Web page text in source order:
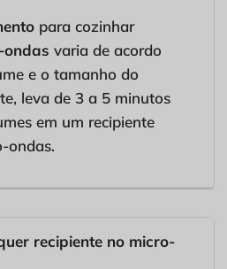
para cozinhar
ondas varia de acordo
e o tamanho do
leva de 3 a 5 minutos
em um recipiente
ondas.
recipiente no micro-